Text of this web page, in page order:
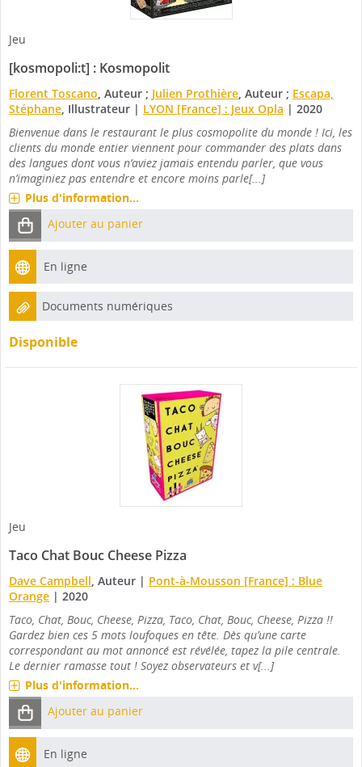
Jeu
[kosmopoli:t] : Kosmopolit
Florent Toscano, Auteur ; Julien Prothière, Auteur ; Escapa,
Stéphane, Illustrateur | LYON [France] : Jeux Opla | 2020
Bienvenue dans le restaurant le plus cosmopolite du monde ! Ici, les
clients du monde entier viennent pour commander des plats dans
des langues dont vous n’aviez jamais entendu parler, que vous
n’imaginiez pas entendre et encore moins parle[...]
Plus d'information...
Ajouter au panier
En ligne
Documents numériques
Disponible
Jeu
Taco Chat Bouc Cheese Pizza
Dave Campbell, Auteur | Pont-à-Mousson [France] : Blue
Orange | 2020
Taco, Chat, Bouc, Cheese, Pizza, Taco, Chat, Bouc, Cheese, Pizza !!
Gardez bien ces 5 mots loufoques en tête. Dès qu’une carte
correspondant au mot annoncé est révélée, tapez la pile centrale.
Le dernier ramasse tout ! Soyez observateurs et v[...]
Plus d'information...
Ajouter au panier
En ligne